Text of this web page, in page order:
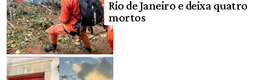
Rio de Janeiro e deixa quatro
mortos